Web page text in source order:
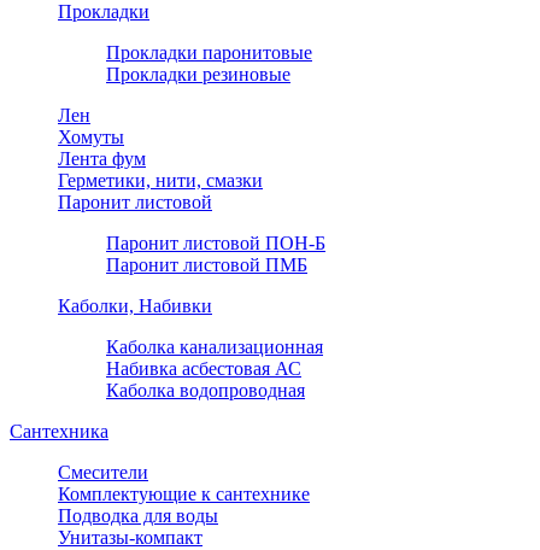
Прокладки
Прокладки паронитовые
Прокладки резиновые
Лен
Хомуты
Лента фум
Герметики, нити, смазки
Паронит листовой
Паронит листовой ПОН-Б
Паронит листовой ПМБ
Каболки, Набивки
Каболка канализационная
Набивка асбестовая АС
Каболка водопроводная
Сантехника
Смесители
Комплектующие к сантехнике
Подводка для воды
Унитазы-компакт